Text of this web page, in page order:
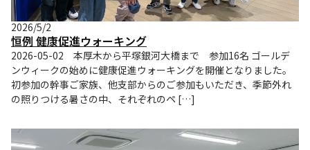
2026/5/2
恒例 健康促進ウォーキング
2026-05-02 本厚木から平塚銀河大橋まで 参加16名 ゴールデ
ンウィークの始めに健康促進ウォーキングを開催となりました。
初参加の幹事ご家族、他支部からのご参加もいただき、季節外れ
の照りつける暑さの中、それぞれのペ […]